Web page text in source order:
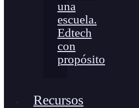
una
escuela.
Edtech
con
propósito
Recursos